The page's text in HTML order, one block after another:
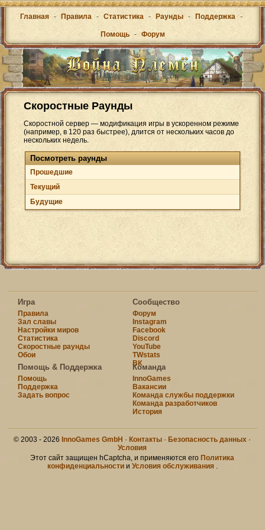
Главная - Правила - Статистика - Раунды - Поддержка -
Помощь - Форум
Скоростные Раунды
Скоростной сервер — модификация игры в ускоренном режиме
(например, в 120 раз быстрее), длится от нескольких часов до
нескольких недель.
Посмотреть раунды
Прошедшие
Текущий
Будущие
Игра
Правила
Зал славы
Настройки миров
Статистика
Скоростные раунды
Обои
Сообщество
Форум
Instagram
Facebook
Discord
YouTube
TWstats
ВК
Помощь & Поддержка
Помощь
Поддержка
Задать вопрос
Команда
InnoGames
Вакансии
Команда службы поддержки
Команда разработчиков
История
© 2003 - 2026 InnoGames GmbH · Контакты · Безопасность данных ·
Условия
Этот сайт защищен hCaptcha, и применяются его Политика
конфиденциальностии Условия обслуживания.